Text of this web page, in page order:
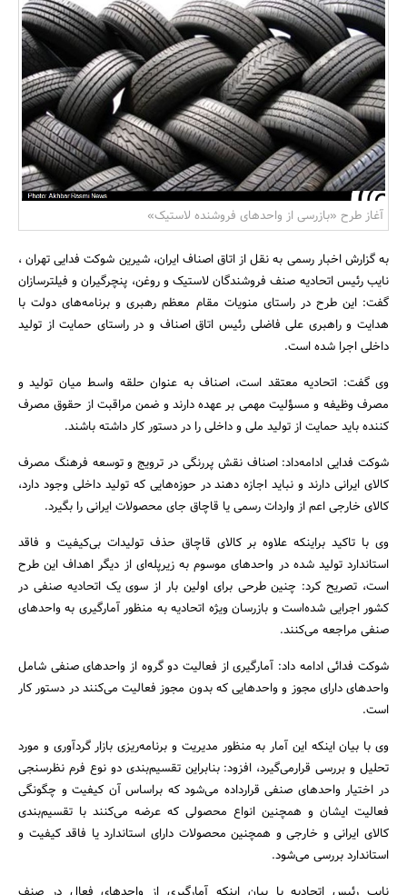
بانک، بیمه و سرمایه
مسکن و ساختمان
آغاز طرح «بازرسی از واحدهای فروشنده لاستیک»
به گزارش اخبار رسمی به نقل از اتاق اصناف ایران، شیرین شوکت فدایی تهران ،
نایب رئیس اتحادیه صنف فروشندگان لاستیک و روغن، پنچرگیران و فیلترسازان
گفت: این طرح در راستای منویات مقام معظم رهبری و برنامه‌های دولت با
هدایت و راهبری علی فاضلی رئیس اتاق اصناف و در راستای حمایت از تولید
داخلی اجرا شده است.
وی گفت: اتحادیه معتقد است، اصناف به عنوان حلقه واسط میان تولید و
مصرف وظیفه و مسؤلیت مهمی بر عهده دارند و ضمن مراقبت از حقوق مصرف
کننده باید حمایت از تولید ملی و داخلی را در دستور کار داشته باشند.
شوکت فدایی ادامه‌داد: اصناف نقش پررنگی در ترویج و توسعه فرهنگ مصرف
کالای ایرانی دارند و نباید اجازه دهند در حوزه‌هایی که تولید داخلی وجود دارد،
کالای خارجی اعم از واردات رسمی یا قاچاق جای محصولات ایرانی را بگیرد.
وی با تاکید براینکه علاوه بر کالای قاچاق حذف تولیدات بی‌کیفیت و فاقد
استاندارد تولید شده در واحدهای موسوم به زیرپله‌ای از دیگر اهداف این طرح
است، تصریح کرد: چنین طرحی برای اولین بار از سوی یک اتحادیه صنفی در
کشور اجرایی شده‌است و بازرسان ویژه اتحادیه به منظور آمارگیری به واحدهای
صنفی مراجعه می‌کنند.
شوکت فدائی ادامه داد: آمارگیری از فعالیت دو گروه از واحدهای صنفی شامل
واحدهای دارای مجوز و واحدهایی که بدون مجوز فعالیت می‌کنند در دستور کار
است.
وی با بیان اینکه این آمار به منظور مدیریت و برنامه‌ریزی بازار گرد‌آوری و مورد
تحلیل و بررسی قرارمی‌گیرد، افزود: بنابراین تقسیم‌بندی دو نوع فرم نظرسنجی
در اختیار واحدهای صنفی قرارداده می‌شود که براساس آن کیفیت و چگونگی
فعالیت ایشان و همچنین انواع محصولی که عرضه می‌کنند با تقسیم‌بندی
کالای ایرانی و خارجی و همچنین محصولات دارای استاندارد یا فاقد کیفیت و
استاندارد بررسی می‌شود.